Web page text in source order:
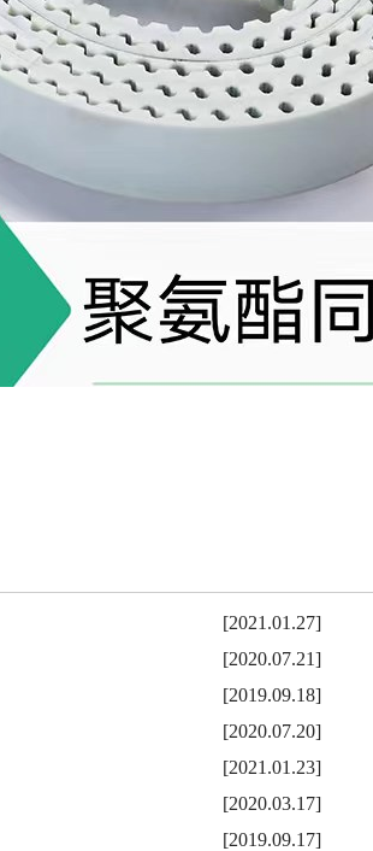
[2021.01.27]
[2020.07.21]
[2019.09.18]
[2020.07.20]
[2021.01.23]
[2020.03.17]
[2019.09.17]